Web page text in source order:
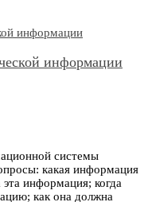
информации
системы
какая информация
информация; когда
как она должна